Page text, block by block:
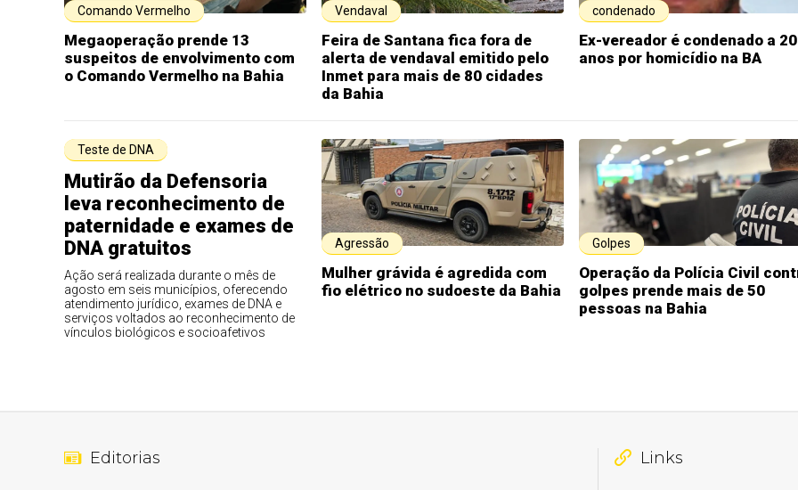
Comando Vermelho
Megaoperação prende 13
suspeitos de envolvimento com
o Comando Vermelho na Bahia
Vendaval
Feira de Santana fica fora de
alerta de vendaval emitido pelo
Inmet para mais de 80 cidades
da Bahia
condenado
Ex-vereador é condenado a 20
anos por homicídio na BA
Teste de DNA
Mutirão da Defensoria
leva reconhecimento de
paternidade e exames de
DNA gratuitos
Ação será realizada durante o mês de
agosto em seis municípios, oferecendo
atendimento jurídico, exames de DNA e
serviços voltados ao reconhecimento de
vínculos biológicos e socioafetivos
Agressão
Mulher grávida é agredida com
fio elétrico no sudoeste da Bahia
Golpes
Operação da Polícia Civil
golpes prende mais de 50
pessoas na Bahia
Editorias Links